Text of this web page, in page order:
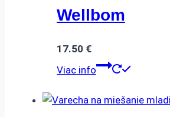
Wellbom
17.50 €
Viac info